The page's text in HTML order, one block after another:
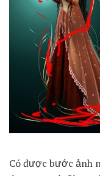
Có được bước ảnh